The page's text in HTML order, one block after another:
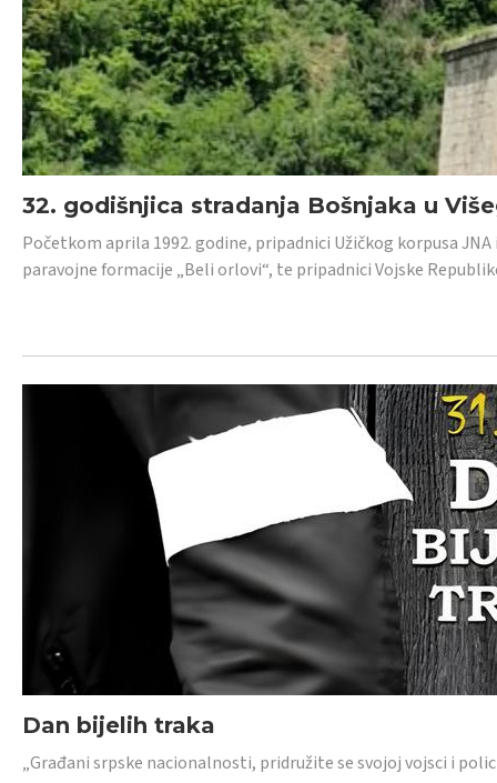
32. godišnjica stradanja Bošnjaka u
Početkom aprila 1992. godine, pripadnici Užičkog korpusa
paravojne formacije „Beli orlovi“, te pripadnici Vojske
Dan bijelih traka
„Građani srpske nacionalnosti, pridružite se svojoj vojsci i